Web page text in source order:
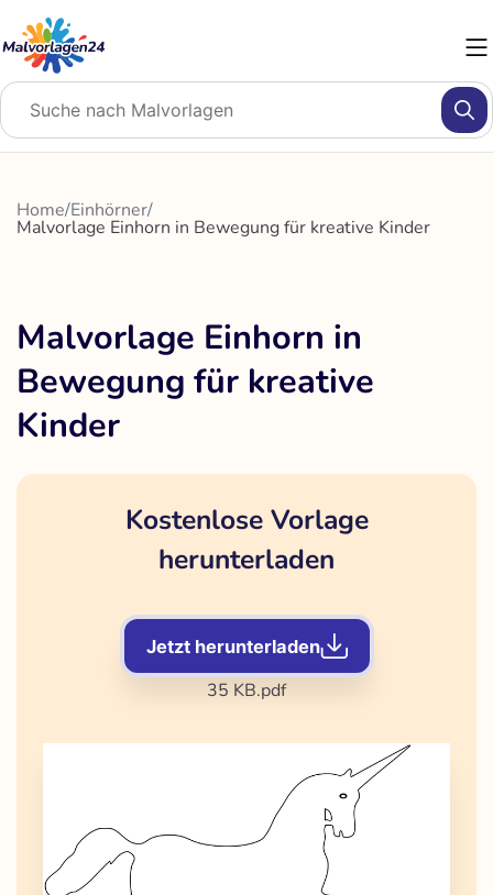
Inhalt
springen
Home/Einhörner/
Malvorlage Einhorn in Bewegung für kreative Kinder
Malvorlage Einhorn in
Bewegung für kreative
Kinder
Kostenlose Vorlage
herunterladen
Jetzt herunterladen
35 KB.pdf